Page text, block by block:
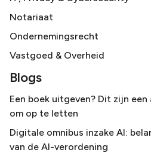
Notariaat
Ondernemingsrecht
Vastgoed & Overheid
Blogs
Een boek uitgeven? Dit zijn
om op te letten
Digitale omnibus inzake AI:
van de AI-verordening